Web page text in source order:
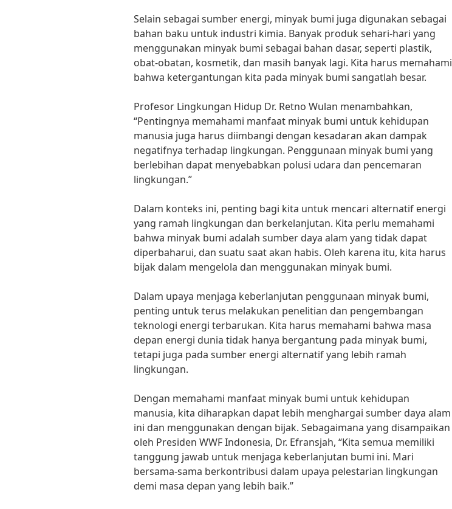
Selain sebagai sumber energi, minyak bumi juga digunakan sebagai
bahan baku untuk industri kimia. Banyak produk sehari-hari yang
menggunakan minyak bumi sebagai bahan dasar, seperti plastik,
obat-obatan, kosmetik, dan masih banyak lagi. Kita harus memahami
bahwa ketergantungan kita pada minyak bumi sangatlah besar.
Profesor Lingkungan Hidup Dr. Retno Wulan menambahkan,
“Pentingnya memahami manfaat minyak bumi untuk kehidupan
manusia juga harus diimbangi dengan kesadaran akan dampak
negatifnya terhadap lingkungan. Penggunaan minyak bumi yang
berlebihan dapat menyebabkan polusi udara dan pencemaran
lingkungan.”
Dalam konteks ini, penting bagi kita untuk mencari alternatif energi
yang ramah lingkungan dan berkelanjutan. Kita perlu memahami
bahwa minyak bumi adalah sumber daya alam yang tidak dapat
diperbaharui, dan suatu saat akan habis. Oleh karena itu, kita harus
bijak dalam mengelola dan menggunakan minyak bumi.
Dalam upaya menjaga keberlanjutan penggunaan minyak bumi,
penting untuk terus melakukan penelitian dan pengembangan
teknologi energi terbarukan. Kita harus memahami bahwa masa
depan energi dunia tidak hanya bergantung pada minyak bumi,
tetapi juga pada sumber energi alternatif yang lebih ramah
lingkungan.
Dengan memahami manfaat minyak bumi untuk kehidupan
manusia, kita diharapkan dapat lebih menghargai sumber daya alam
ini dan menggunakan dengan bijak. Sebagaimana yang disampaikan
oleh Presiden WWF Indonesia, Dr. Efransjah, “Kita semua memiliki
tanggung jawab untuk menjaga keberlanjutan bumi ini. Mari
bersama-sama berkontribusi dalam upaya pelestarian lingkungan
demi masa depan yang lebih baik.”